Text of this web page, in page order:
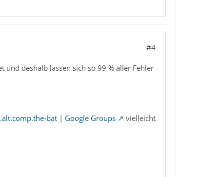
#4
deshalb lassen sich so 99 % aller Fehler
bat | Google Groups
vielleicht